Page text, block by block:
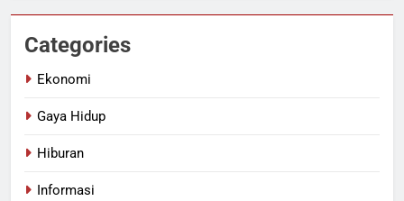
Categories
Ekonomi
Gaya Hidup
Hiburan
Informasi